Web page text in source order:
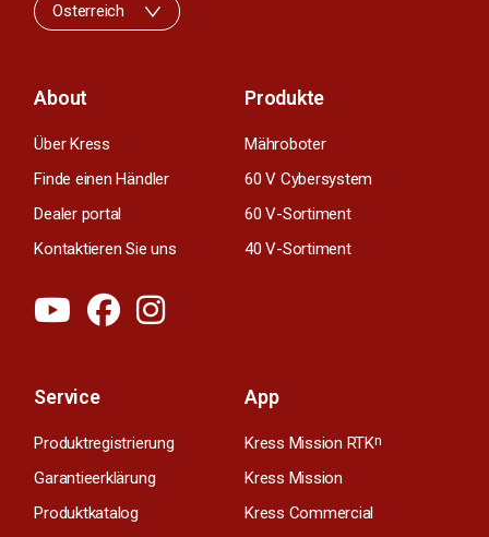
About
Über Kress
Finde einen Händler
Dealer portal
Kontaktieren Sie uns
Produkte
Mähroboter
60 V Cybersystem
60 V-Sortiment
40 V-Sortiment
Service
Produktregistrierung
Garantieerklärung
Produktkatalog
App
Kress Mission RTKn
Kress Mission
Kress Commercial
Osterreich